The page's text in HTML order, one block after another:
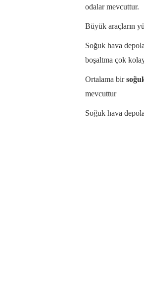
odalar mevcuttur.
Büyük araçların
Soğuk hava
boşaltma çok
Ortalama bir
mevcuttur
Soğuk hava